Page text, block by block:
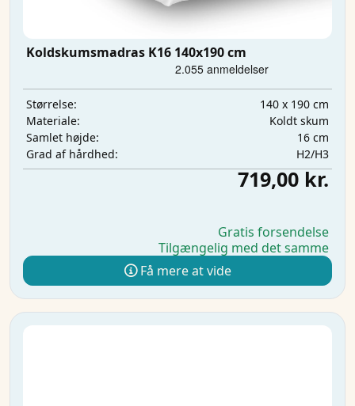
Koldskumsmadras K16 140x190 cm
Størrelse:
140 x 190 cm
Materiale:
Koldt skum
Samlet højde:
16 cm
Grad af hårdhed:
H2/H3
719,00 kr.
Gratis forsendelse
Tilgængelig med det samme
Få mere at vide